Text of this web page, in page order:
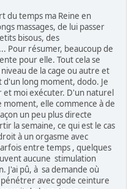
du temps ma Reine en
massages, de lui passer
bisous, des
Pour résumer, beaucoup de
pour elle. Tout cela se
de la cage ou autre et
d'un long moment, dodo. Je
et moi exécuter. D'un naturel
elle commence à de
un peu plus directe
la semaine, ce qui est le cas
à un orgasme avec
entre temps , quelques
aucune stimulation
J'ai pû, à sa demande où
avec gode ceinture